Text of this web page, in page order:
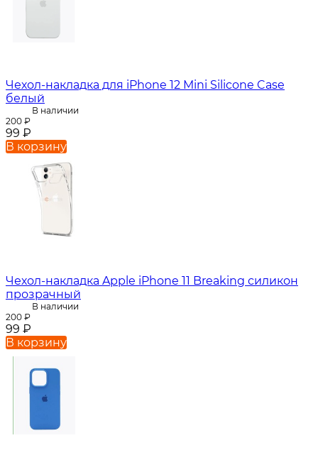
Чехол-накладка для iPhone 12 Mini Silicone Case
белый
В наличии
200 ₽
99 ₽
В корзину
Чехол-накладка Apple iPhone 11 Breaking силикон
прозрачный
В наличии
200 ₽
99 ₽
В корзину